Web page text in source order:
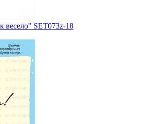
весело" SET073z-18